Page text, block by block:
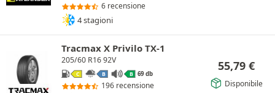
6 recensione
4 stagioni
Tracmax X Privilo TX-1
205/60 R16 92V
C B B 69 db
196 recensione
55,79 €
Disponibile